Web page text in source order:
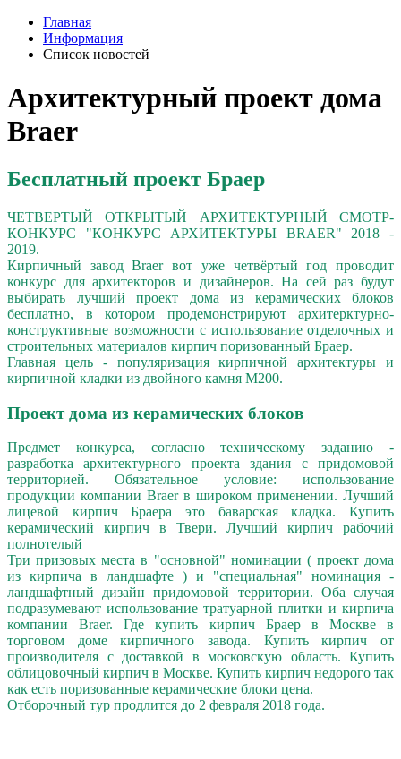
Главная
Информация
Список новостей
Архитектурный проект дома
Braer
Бесплатный проект Браер
ЧЕТВЕРТЫЙ ОТКРЫТЫЙ АРХИТЕКТУРНЫЙ СМОТР-
КОНКУРС "КОНКУРС АРХИТЕКТУРЫ BRAER" 2018 -
2019.
Кирпичный завод Braer вот уже четвёртый год проводит
конкурс для архитекторов и дизайнеров. На сей раз будут
выбирать лучший проект дома из керамических блоков
бесплатно, в котором продемонстрируют архитерктурно-
конструктивные возможности с использование отделочных и
строительных материалов кирпич поризованный Браер.
Главная цель - популяризация кирпичной архитектуры и
кирпичной кладки из двойного камня М200.
Проект дома из керамических блоков
Предмет конкурса, согласно техническому заданию -
разработка архитектурного проекта здания с придомовой
территорией. Обязательное условие: использование
продукции компании Braer в широком применении. Лучший
лицевой кирпич Браера это баварская кладка. Купить
керамический кирпич в Твери. Лучший кирпич рабочий
полнотелый
Три призовых места в "основной" номинации ( проект дома
из кирпича в ландшафте ) и "специальная" номинация -
ландшафтный дизайн придомовой территории. Оба случая
подразумевают использование тратуарной плитки и кирпича
компании Braer. Где купить кирпич Браер в Москве в
торговом доме кирпичного завода. Купить кирпич от
производителя с доставкой в московскую область. Купить
облицовочный кирпич в Москве. Купить кирпич недорого так
как есть поризованные керамические блоки цена.
Отборочный тур продлится до 2 февраля 2018 года.